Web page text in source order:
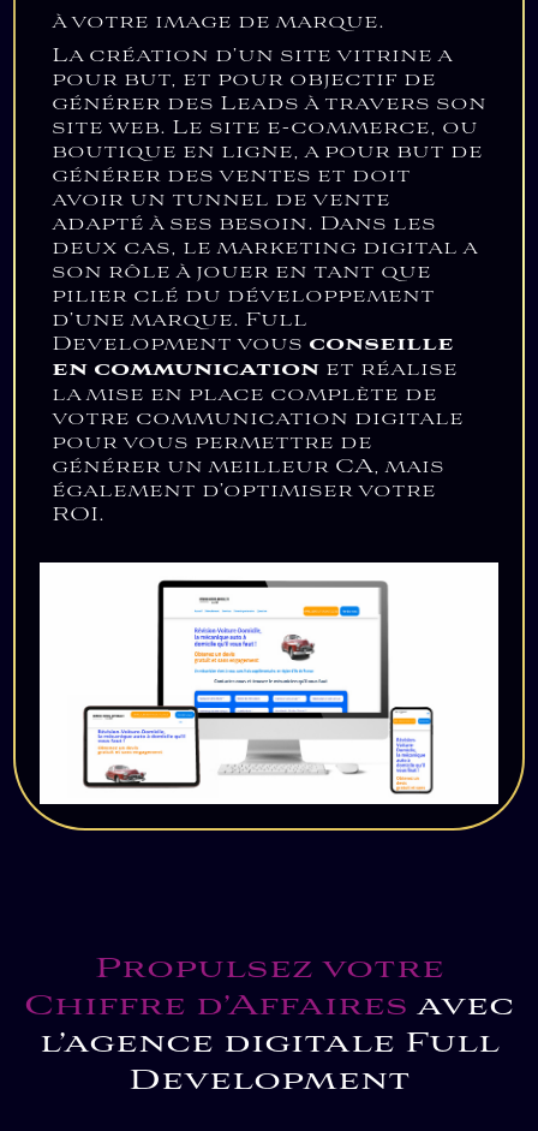
à votre image de marque.
La création d’un site vitrine a
pour but, et pour objectif de
générer des Leads à travers son
site web. Le site e-commerce, ou
boutique en ligne, a pour but de
générer des ventes et doit
avoir un tunnel de vente
adapté à ses besoin. Dans les
deux cas, le marketing digital a
son rôle à jouer en tant que
pilier clé du développement
d’une marque. Full
Development vous conseille
en communicationet réalise
la mise en place complète de
votre communication digitale
pour vous permettre de
générer un meilleur CA, mais
également d’optimiser votre
ROI.
Propulsez votre
Chiffre d’Affaires avec
l’agence digitale Full
Development